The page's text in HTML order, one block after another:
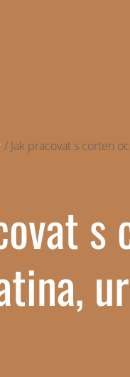
/ Jak pracovat s corten
s